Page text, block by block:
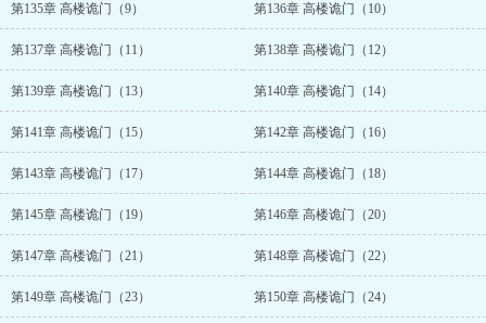
第135章 高楼诡门（9） 第136章 高楼诡门（10）
第137章 高楼诡门（11） 第138章 高楼诡门（12）
第139章 高楼诡门（13） 第140章 高楼诡门（14）
第141章 高楼诡门（15） 第142章 高楼诡门（16）
第143章 高楼诡门（17） 第144章 高楼诡门（18）
第145章 高楼诡门（19） 第146章 高楼诡门（20）
第147章 高楼诡门（21） 第148章 高楼诡门（22）
第149章 高楼诡门（23） 第150章 高楼诡门（24）